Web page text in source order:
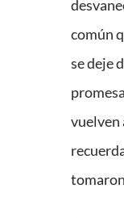
común
se deje
vuelven